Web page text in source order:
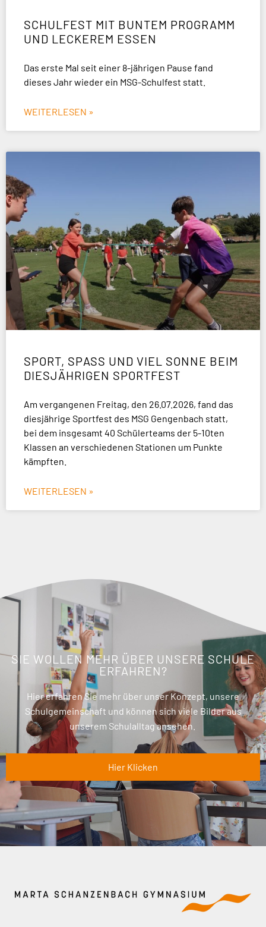
SCHULFEST MIT BUNTEM PROGRAMM
UND LECKEREM ESSEN
Das erste Mal seit einer 8-jährigen Pause fand
dieses Jahr wieder ein MSG-Schulfest statt.
WEITERLESEN »
SPORT, SPASS UND VIEL SONNE BEIM D
IESJÄHRIGEN SPORTFEST
Am vergangenen Freitag, den 26.07.2026, fand das
diesjährige Sportfest des MSG Gengenbach statt,
bei dem insgesamt 40 Schülerteams der 5-10ten
Klassen an verschiedenen Stationen um Punkte
kämpften.
WEITERLESEN »
SIE WOLLEN MEHR ÜBER UNSERE SCHULE
ERFAHREN?
Hier erfahren Sie mehr über unser Konzept, unsere
Schulgemeinschaft und können sich viele Bilder aus
unserem Schulalltag ansehen.
Hier Klicken